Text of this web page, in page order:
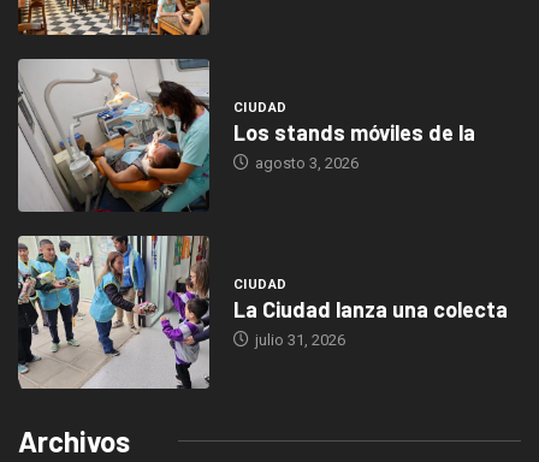
CIUDAD
Los stands móviles de la
agosto 3, 2026
CIUDAD
La Ciudad lanza una colecta
julio 31, 2026
Archivos